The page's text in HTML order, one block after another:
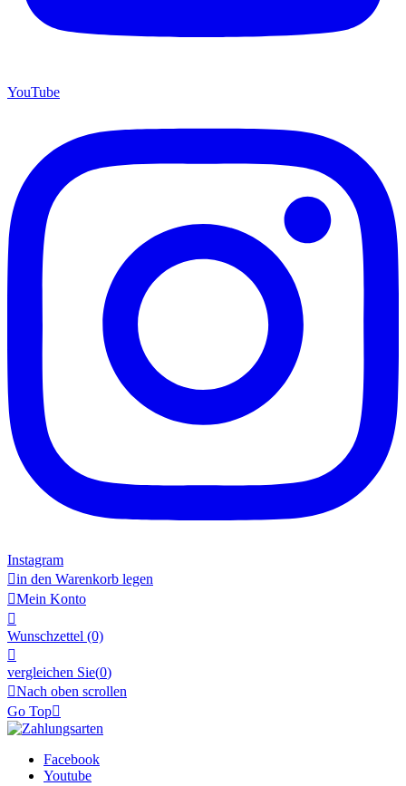
YouTube
Instagram
in den Warenkorb legen
Mein Konto

Wunschzettel (0)

vergleichen Sie(0)
Nach oben scrollen
Go Top
Facebook
Youtube